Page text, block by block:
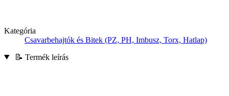
Kategória
Csavarbehajtók és Bitek (PZ, PH, Imbusz, Torx, Hatlap)
📝 Termék leírás